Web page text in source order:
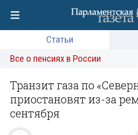
Статьи
Все о пенсиях в России
Транзит газа по
приостановят из-за
сентября